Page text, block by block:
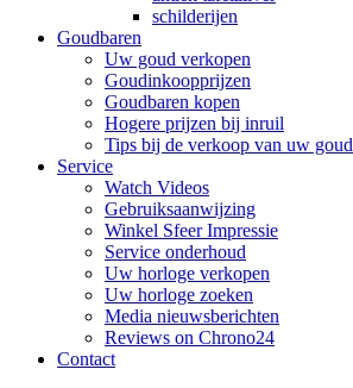
schilderijen
Goudbaren
Uw goud verkopen
Goudinkoopprijzen
Goudbaren kopen
Hogere prijzen bij inruil
Tips bij de verkoop van uw goud
Service
Watch Videos
Gebruiksaanwijzing
Winkel Sfeer Impressie
Service onderhoud
Uw horloge verkopen
Uw horloge zoeken
Media nieuwsberichten
Reviews on Chrono24
Contact